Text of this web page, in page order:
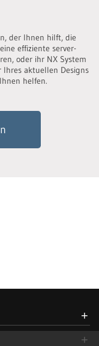
der Ihnen hilft, die
effiziente server-
oder ihr NX System
aktuellen Designs
helfen.
+
+